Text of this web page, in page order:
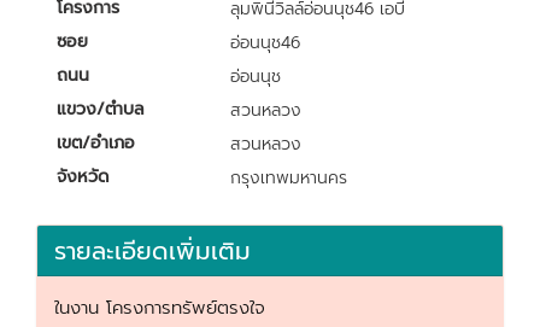
โครงการ
ลุมพินีวิลล์อ่อนนุช46 เอบี
ซอย
อ่อนนุช46
ถนน
อ่อนนุช
แขวง/ตำบล
สวนหลวง
เขต/อำเภอ
สวนหลวง
จังหวัด
กรุงเทพมหานคร
รายละเอียดเพิ่มเติม
ในงาน โครงการทรัพย์ตรงใจ